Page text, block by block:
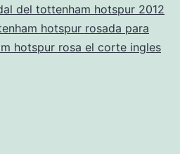
madrid
del tottenham hotspur 2012
hotspur rosada para
hotspur rosa el corte ingles